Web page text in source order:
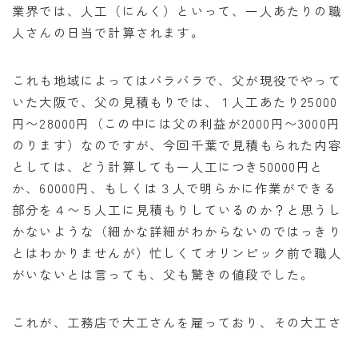
業界では、人工（にんく）といって、一人あたりの職
人さんの日当で計算されます。
これも地域によってはバラバラで、父が現役でやって
いた大阪で、父の見積もりでは、１人工あたり25000
円〜28000円（この中には父の利益が2000円〜3000円
のります）なのですが、今回千葉で見積もられた内容
としては、どう計算しても一人工につき50000円と
か、60000円、もしくは３人で明らかに作業ができる
部分を４〜５人工に見積もりしているのか？と思うし
かないような（細かな詳細がわからないのではっきり
とはわかりませんが）忙しくてオリンピック前で職人
がいないとは言っても、父も驚きの値段でした。
これが、工務店で大工さんを雇っており、その大工さ